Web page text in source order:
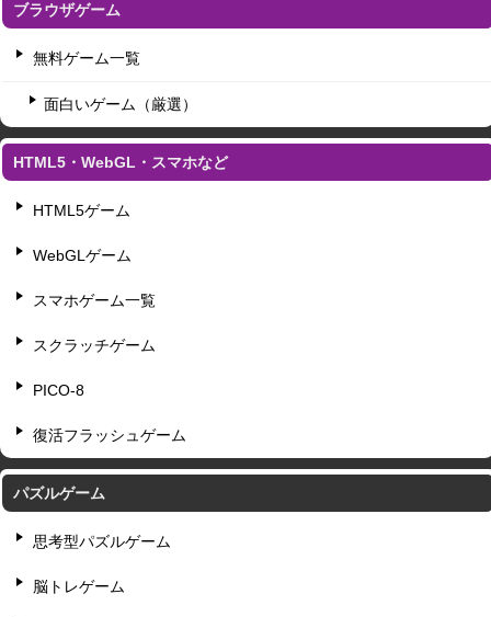
ブラウザゲーム
無料ゲーム一覧
面白いゲーム（厳選）
HTML5・WebGL・スマホなど
HTML5ゲーム
WebGLゲーム
スマホゲーム一覧
スクラッチゲーム
PICO-8
復活フラッシュゲーム
パズルゲーム
思考型パズルゲーム
脳トレゲーム